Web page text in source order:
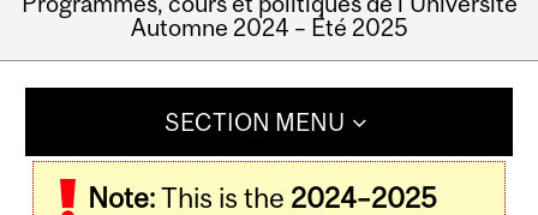
Automne 2024 – Été 2025
SECTION MENU
Note:This is the 2024–2025